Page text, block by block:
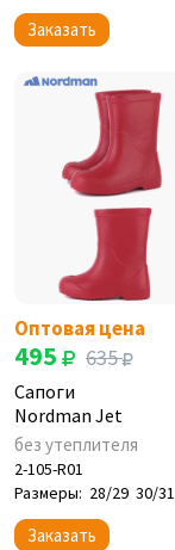
Заказать
Оптовая цена
495 635
Сапоги
Nordman Jet
без утеплителя
2-105-R01
Размеры: 28/29 30/31
Заказать